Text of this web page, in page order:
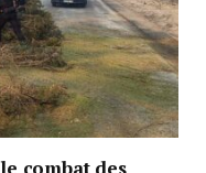
combat des